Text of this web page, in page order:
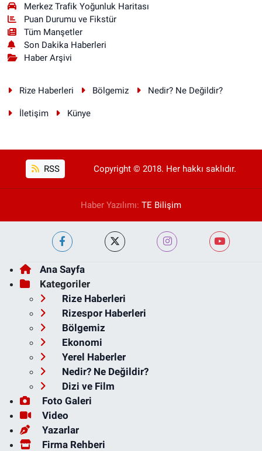
Merkez Trafik Yoğunluk Haritası
Puan Durumu ve Fikstür
Tüm Manşetler
Son Dakika Haberleri
Haber Arşivi
Rize Haberleri Bölgemiz Nedir? Ne Değildir?
İletişim Künye
RSS Copyright © 2018. Her hakkı saklıdır.
Haber Yazılımı: TE Bilişim
Ana Sayfa
Kategoriler
Rize Haberleri
Rizespor Haberleri
Bölgemiz
Ekonomi
Yerel Haberler
Nedir? Ne Değildir?
Dizi ve Film
Foto Galeri
Video
Yazarlar
Firma Rehberi